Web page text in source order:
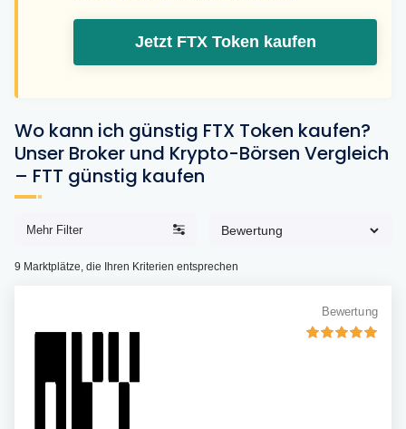
Jetzt FTX Token kaufen
Wo kann ich günstig FTX Token kaufen?
Unser Broker und Krypto-Börsen Vergleich
– FTT günstig kaufen
Mehr Filter
9 Marktplätze, die Ihren Kriterien entsprechen
Bewertung